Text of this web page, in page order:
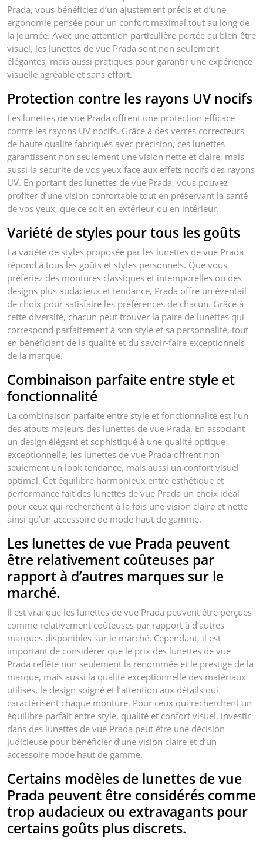
Prada, vous bénéficiez d’un ajustement précis et d’une
ergonomie pensée pour un confort maximal tout au long de
la journée. Avec une attention particulière portée au bien-être
visuel, les lunettes de vue Prada sont non seulement
élégantes, mais aussi pratiques pour garantir une expérience
visuelle agréable et sans effort.
Protection contre les rayons UV nocifs
Les lunettes de vue Prada offrent une protection efficace
contre les rayons UV nocifs. Grâce à des verres correcteurs
de haute qualité fabriqués avec précision, ces lunettes
garantissent non seulement une vision nette et claire, mais
aussi la sécurité de vos yeux face aux effets nocifs des rayons
UV. En portant des lunettes de vue Prada, vous pouvez
profiter d’une vision confortable tout en préservant la santé
de vos yeux, que ce soit en extérieur ou en intérieur.
Variété de styles pour tous les goûts
La variété de styles proposée par les lunettes de vue Prada
répond à tous les goûts et styles personnels. Que vous
préfériez des montures classiques et intemporelles ou des
designs plus audacieux et tendance, Prada offre un éventail
de choix pour satisfaire les préférences de chacun. Grâce à
cette diversité, chacun peut trouver la paire de lunettes qui
correspond parfaitement à son style et sa personnalité, tout
en bénéficiant de la qualité et du savoir-faire exceptionnels
de la marque.
Combinaison parfaite entre style et
fonctionnalité
La combinaison parfaite entre style et fonctionnalité est l’un
des atouts majeurs des lunettes de vue Prada. En associant
un design élégant et sophistiqué à une qualité optique
exceptionnelle, les lunettes de vue Prada offrent non
seulement un look tendance, mais aussi un confort visuel
optimal. Cet équilibre harmonieux entre esthétique et
performance fait des lunettes de vue Prada un choix idéal
pour ceux qui recherchent à la fois une vision claire et nette
ainsi qu’un accessoire de mode haut de gamme.
Les lunettes de vue Prada peuvent
être relativement coûteuses par
rapport à d’autres marques sur le
marché.
Il est vrai que les lunettes de vue Prada peuvent être perçues
comme relativement coûteuses par rapport à d’autres
marques disponibles sur le marché. Cependant, il est
important de considérer que le prix des lunettes de vue
Prada reflète non seulement la renommée et le prestige de la
marque, mais aussi la qualité exceptionnelle des matériaux
utilisés, le design soigné et l’attention aux détails qui
caractérisent chaque monture. Pour ceux qui recherchent un
équilibre parfait entre style, qualité et confort visuel, investir
dans des lunettes de vue Prada peut être une décision
judicieuse pour bénéficier d’une vision claire et d’un
accessoire mode haut de gamme.
Certains modèles de lunettes de vue
Prada peuvent être considérés comme
trop audacieux ou extravagants pour
certains goûts plus discrets.